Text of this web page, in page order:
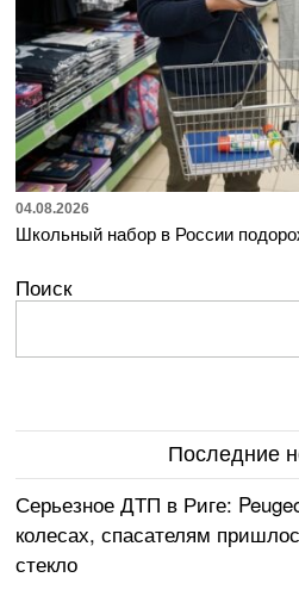
04.08.2026
Школьный набор в России
Поиск
Последние
Серьезное ДТП в Риге:
колесах, спасателям
стекло